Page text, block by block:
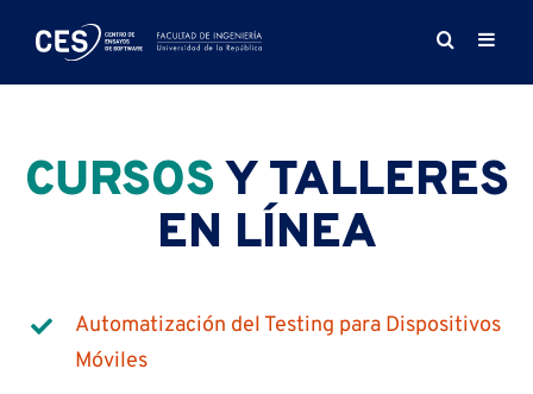
CURSOSY TALLERES
EN LÍNEA
Automatización del Testing para Dispositivos
Móviles